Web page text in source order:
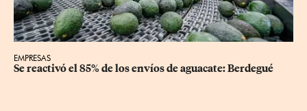
EMPRESAS
Se reactivó el 85% de los envíos de aguacate: Berdegué